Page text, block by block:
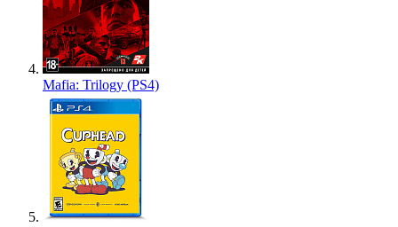
Mafia: Trilogy (PS4)